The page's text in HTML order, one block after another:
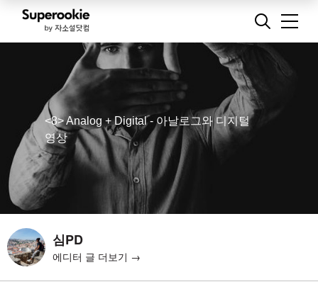
<8> Analog + Digital - 아날로그와 디지털
영상
심PD
에디터 글 더보기 →